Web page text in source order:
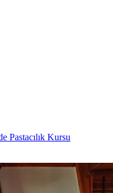
Pastacılık Kursu